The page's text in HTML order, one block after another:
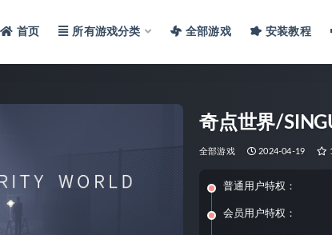
首页 所有游戏分类 全部游戏 安装教程
奇点世界/
全部游戏 2024-04-19 1
普通用户特权：
会员用户特权：